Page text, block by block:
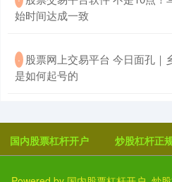
始时间达成一致
· 股票网上交易平台 今日面孔｜
是如何起号的
国内股票杠杆开户 炒股杠杆正